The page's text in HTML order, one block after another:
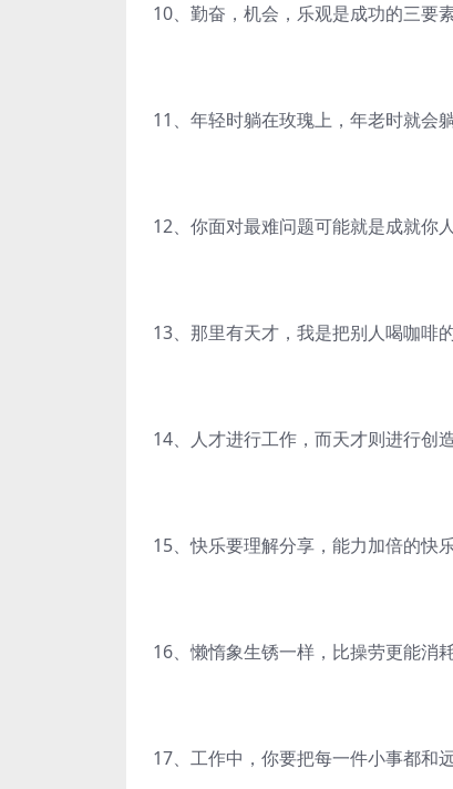
10、勤奋，机会，乐观是成功的三要素
11、年轻时躺在玫瑰上，年老时就会躺
12、你面对最难问题可能就是成就你人
13、那里有天才，我是把别人喝咖啡
14、人才进行工作，而天才则进行创造
15、快乐要理解分享，能力加倍的快
16、懒惰象生锈一样，比操劳更能消
17、工作中，你要把每一件小事都和